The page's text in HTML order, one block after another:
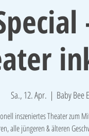
Sa., 12. Apr.
  |
Baby Bee
inszeniertes Theater zum
alle jüngeren & älteren